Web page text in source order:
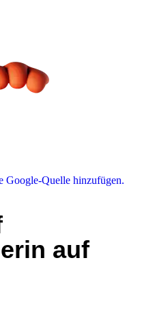
Google-Quelle hinzufügen.
auf